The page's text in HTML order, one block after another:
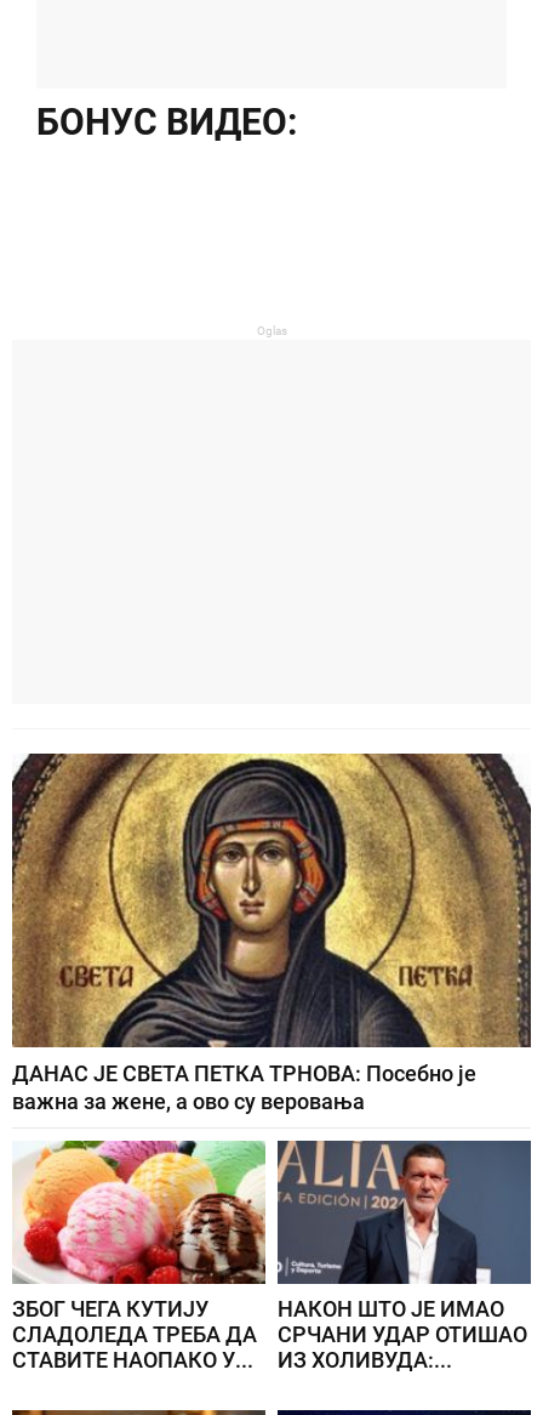
БОНУС ВИДЕО:
Oglas
ДАНАС ЈЕ СВЕТА ПЕТКА ТРНОВА: Посебно је
важна за жене, а ово су веровања
ЗБОГ ЧЕГА КУТИЈУ
СЛАДОЛЕДА ТРЕБА ДА
СТАВИТЕ НАОПАКО У...
НАКОН ШТО ЈЕ ИМАО
СРЧАНИ УДАР ОТИШАО
ИЗ ХОЛИВУДА:...